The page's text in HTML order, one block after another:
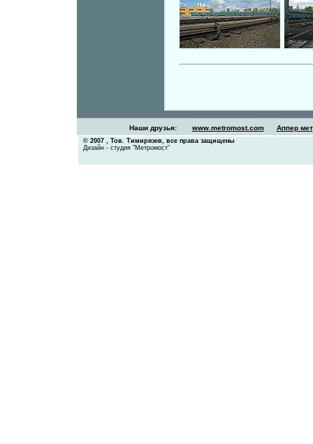
Наши друзья: www.metromost.com Аппер
© 2007 , Тов. Тимирязев, все права защищены
Дизайн - студия "Метромост"